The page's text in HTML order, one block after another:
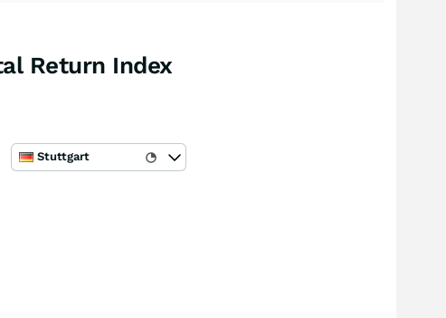
Return Index
Stuttgart